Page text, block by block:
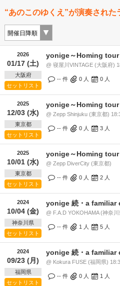
“あのこのゆくえ”が演奏された
2026
01/17 (土)
大阪府
セットリスト
yonige～Homing tour
@ 寝屋川VINTAGE (大阪府)
-- 件 0 人 0 人
2025
12/03 (水)
東京都
セットリスト
yonige～Homing tour
@ Zepp Shinjuku (東京都)
-- 件 0 人 3 人
2025
10/01 (水)
東京都
セットリスト
yonige～Homing tour
@ Zepp DiverCity (東京都)
-- 件 0 人 2 人
2024
10/04 (金)
神奈川県
セットリスト
yonige 続・a familiar
@ F.A.D YOKOHAMA (神奈
-- 件 1 人 5 人
2024
09/23 (月)
福岡県
セットリスト
yonige 続・a familiar
@ Kokura FUSE (福岡県)
-- 件 0 人 1 人